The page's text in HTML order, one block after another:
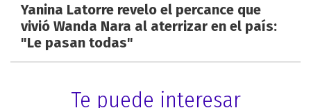
Yanina Latorre revelo el percance que
vivió Wanda Nara al aterrizar en el país:
"Le pasan todas"
Te puede interesar